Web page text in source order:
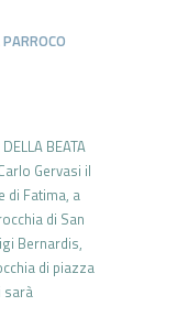
BEATA
Gervasi il
di Fatima, a
di San
Bernardis,
di piazza
sarà